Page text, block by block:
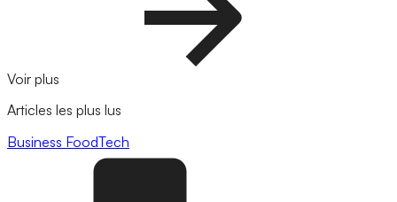
Voir plus
Articles les plus lus
Business FoodTech